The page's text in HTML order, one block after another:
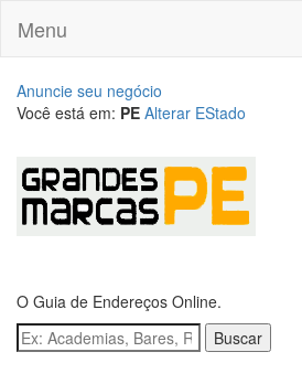
Menu
Anuncie seu negócio
Você está em: PE Alterar EStado
O Guia de Endereços Online.
Buscar